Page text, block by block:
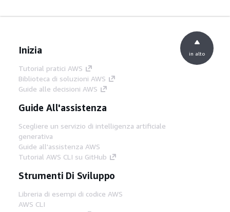
Inizia
Tutorial pratici AWS
Biblioteca di soluzioni AWS
Guide alle decisioni AWS
Guide All'assistenza
Scegliere un servizio di intelligenza artificiale
generativa
Guide all'assistenza AWS
Tutorial AWS CLI su GitHub
Strumenti Di Sviluppo
Libreria di esempi di codice AWS
AWS CLI
in alto